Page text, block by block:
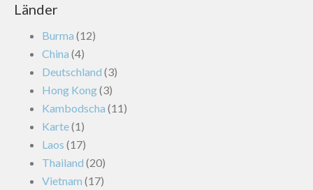
Länder
Burma (12)
China (4)
Deutschland (3)
Hong Kong(3)
Kambodscha (11)
Karte(1)
Laos (17)
Thailand (20)
Vietnam (17)